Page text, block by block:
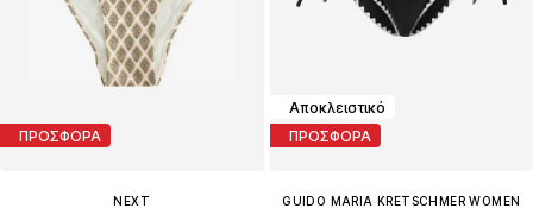
ΠΡΟΣΦΟΡΑ
NEXT
Αποκλειστικό
ΠΡΟΣΦΟΡΑ
GUIDO MARIA KRETSCHMER WOMEN